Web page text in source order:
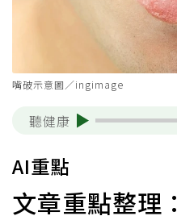
嘴破示意圖／ingimage
聽健康
AI重點
文章重點整理：